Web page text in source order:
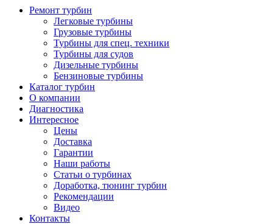
Ремонт турбин
Легковые турбины
Грузовые турбины
Турбины для спец. техники
Турбины для судов
Дизельные турбины
Бензиновые турбины
Каталог турбин
О компании
Диагностика
Интересное
Цены
Доставка
Гарантии
Наши работы
Статьи о турбинах
Доработка, тюнинг турбин
Рекомендации
Видео
Контакты